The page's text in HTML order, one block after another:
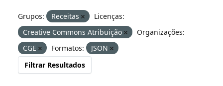
Grupos: Receitas
Licenças:
Creative Commons Atribuição
Organizações:
CGE
Formatos:
JSON
Filtrar Resultados